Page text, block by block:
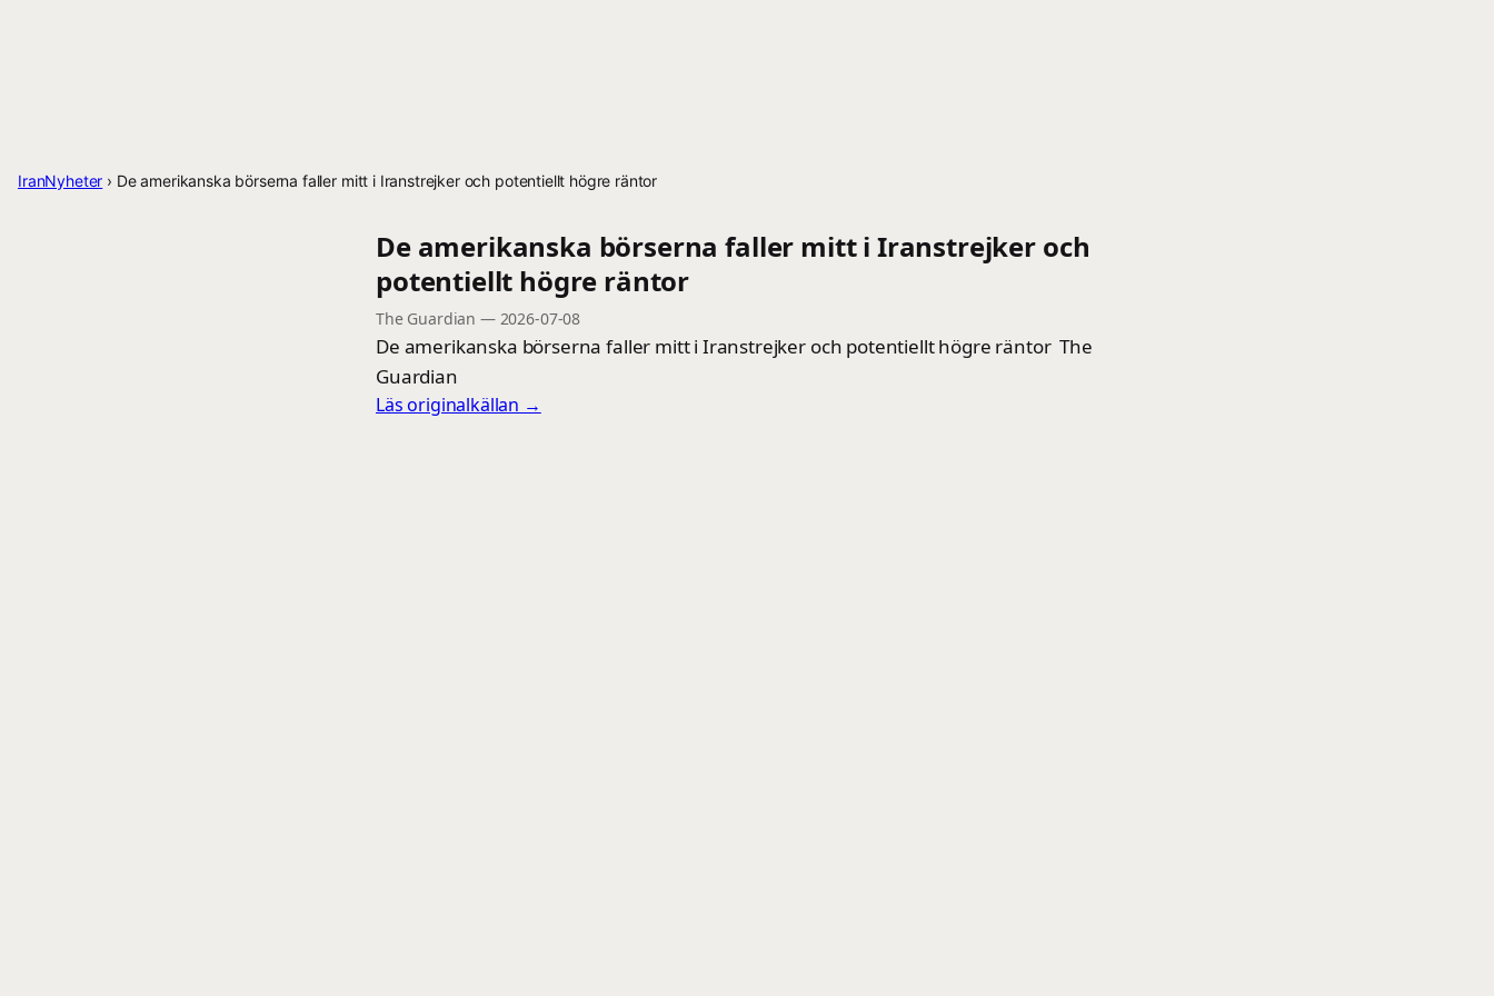
IranNyheter › De amerikanska börserna faller mitt i Iranstrejker och potentiellt högre räntor
De amerikanska börserna faller mitt i Iranstrejker och
potentiellt högre räntor
The Guardian — 2026-07-08
De amerikanska börserna faller mitt i Iranstrejker och potentiellt högre räntor The
Guardian
Läs originalkällan →